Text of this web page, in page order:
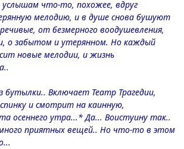
услышам что-то, похожее, вдруг
мелодию, и в душе снова бушуют
от безмерного воодушевления,
о забытом и утерянном. Но каждый
новые мелодии, и жизнь
бутылки.. Включает Театр Трагедии,
и смотрит на каинную,
осеннего утра...* Да... Воистуину так..
приятных вещей.. Но что-то в этом